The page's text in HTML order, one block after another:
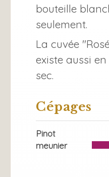
bouteille
seulement.
La cuvée
existe aussi
sec.
Cépages
Pinot
meunier